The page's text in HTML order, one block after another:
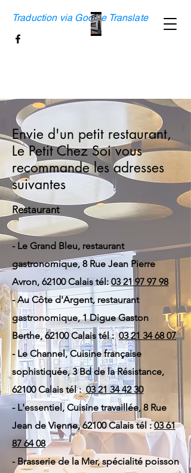
Traduction via Google Translate
Envie d'un petit restaurant,
Le Petit Chez Soi vous
recommande les adresses
suivantes
Restaurant
- Le Grand Bleu, restaurant
gastronomique, 8 Rue Jean Pierre
Avron, 62100 Calais tél:03 21 97 97 98
- Au Côte d'Argent, restaurant
gastronomique, 1 Digue Gaston
Berthe, 62100 Calais tél :03 21 34 68 07
- Le Channel, Cuisine française
sophistiquée, 3 Bd de la Résistance,
62100 Calais tél :03 21 34 42 30
- L'essentiel, Cuisine travaillée, 8 Rue
Jean de Vienne, 62100 Calais tél :03 61
87 64 08
- Brasserie de la Mer, spécialité poisson